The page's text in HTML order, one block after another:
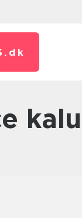
dk